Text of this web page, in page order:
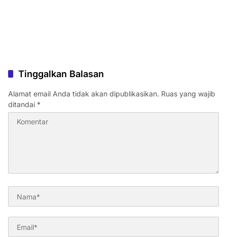
Tinggalkan Balasan
Alamat email Anda tidak akan dipublikasikan. Ruas yang wajib
ditandai *